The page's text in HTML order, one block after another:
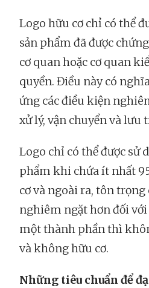
Logo hữu cơ chỉ có thể
sản phẩm đã được
cơ quan hoặc cơ quan
quyền. Điều này có
ứng các điều kiện
xử lý, vận chuyển và lưu
Logo chỉ có thể được sử
phẩm khi chứa ít nhất
cơ và ngoài ra, tôn trọng
nghiêm ngặt hơn đối
một thành phần thì
và không hữu cơ.
Những tiêu chuẩn để